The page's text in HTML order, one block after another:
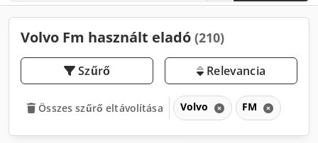
Volvo Fm használt eladó (210)
Szűrő Relevancia
Összes szűrő eltávolítása Volvo FM